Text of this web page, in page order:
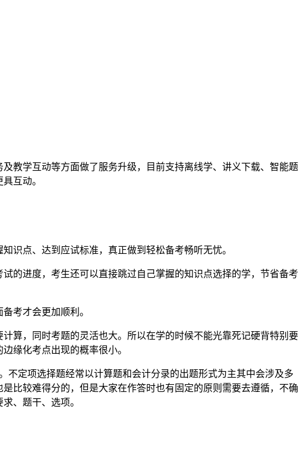
教学互动等方面做了服务升级，目前支持离线学、讲义下载、智能题
互动。
识点、达到应试标准，真正做到轻松备考畅听无忧。
的进度，考生还可以直接跳过自己掌握的知识点选择的学，节省备考
考才会更加顺利。
算，同时考题的灵活也大。所以在学的时候不能光靠死记硬背特别要
缘化考点出现的概率很小。
定项选择题经常以计算题和会计分录的出题形式为主其中会涉及多
比较难得分的，但是大家在作答时也有固定的原则需要去遵循，不确
、题干、选项。